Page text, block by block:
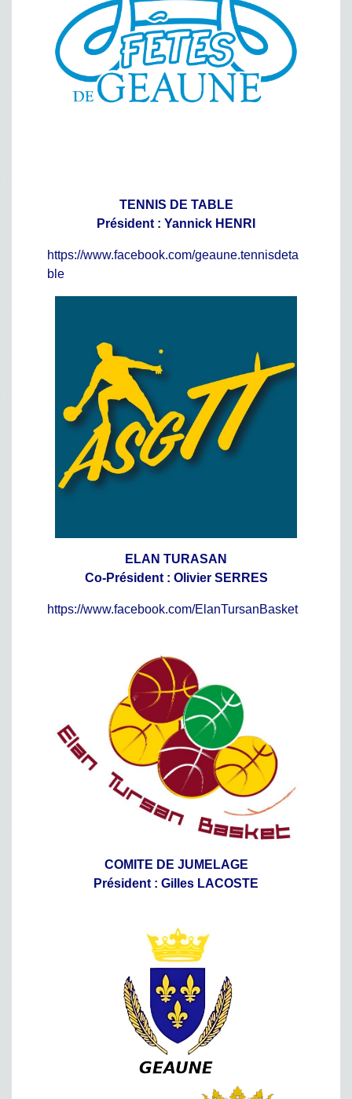
TENNIS DE TABLE
Président : Yannick HENRI
https://www.facebook.com/geaune.tennisdeta
ble
ELAN TURASAN
Co-Président : Olivier SERRES
https://www.facebook.com/ElanTursanBasket
COMITE DE JUMELAGE
Président : Gilles LACOSTE